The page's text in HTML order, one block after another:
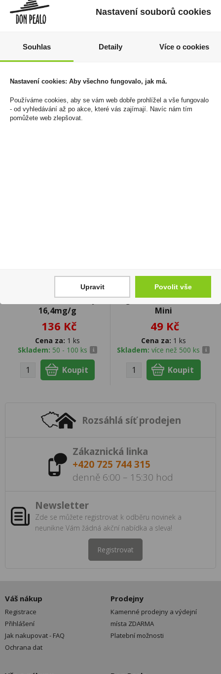
Zapalovač PROF Easy
Torch Camouflage
720 Kč
Zapalovač PROF Teddy
Bear
496 Kč
Goat #16 Blueberry
16,4mg/g
136 Kč
Cena za: 1 ks
Skladem: 50 - 100 ks
Jägermeister 0,04l 35%
Mini
49 Kč
Cena za: 1 ks
Skladem: více než 500 ks
Rozsáhlá síť prodejen
Zákaznická linka
+420 725 744 315
denně 6:00 – 15:30 hod
Newsletter
Zde se můžete registrovat k odběru novinek a
neunikne Vám žádná akční nabídka a sleva!
Registrovat
Váš nákup
Registrace
Přihlášení
Jak nakupovat - FAQ
Ochrana dat
Prodejny
Kamenné prodejny a výdejní
místa ZDARMA
Platební možnosti
Nastavení souborů cookies
Souhlas Detaily Více o cookies
Nastavení cookies: Aby všechno fungovalo, jak má.
Používáme cookies, aby se vám web dobře prohlížel a vše fungovalo
- od vyhledávání až po akce, které vás zajímají. Navíc nám tím
pomůžete web zlepšovat.
Upravit Povolit vše